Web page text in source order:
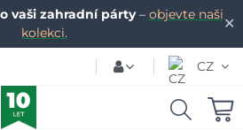
✕
vaši zahradní párty– objevte naši
kolekci.
CZ